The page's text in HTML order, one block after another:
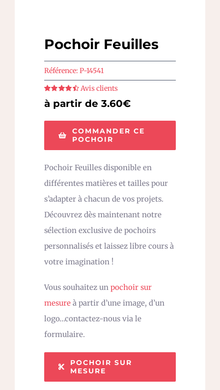
Pochoir Feuilles
Référence: P-14541
Note
sur
5
Avis clients
à partir de 3.60€
COMMANDER CE
POCHOIR
Pochoir Feuilles disponible en
différentes matières et tailles pour
s’adapter à chacun de vos projets.
Découvrez dès maintenant notre
sélection exclusive de pochoirs
personnalisés et laissez libre cours à
votre imagination !
Vous souhaitez un pochoir sur
mesure à partir d’une image, d’un
logo…contactez-nous via le
formulaire.
POCHOIR SUR
MESURE